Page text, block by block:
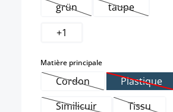
grün(Cette option n'est pas
taupe
(Cette
+1
Matière principaleselect
Cordon(Cette option n'est pas
Plastique
(Cette
Similicuir Tissu